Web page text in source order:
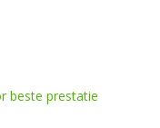
beste prestatie